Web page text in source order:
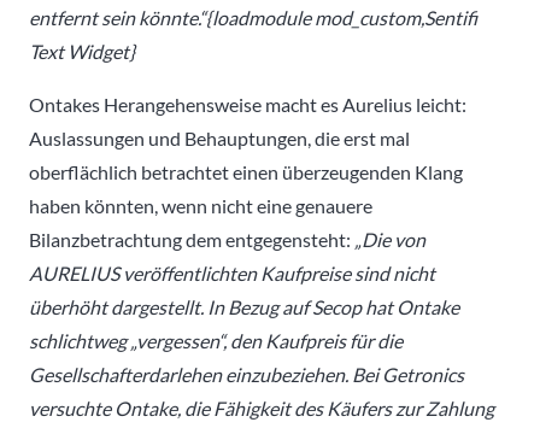
entfernt sein könnte.“{loadmodule mod_custom,Sentifi
Text Widget}
Ontakes Herangehensweise macht es Aurelius leicht:
Auslassungen und Behauptungen, die erst mal
oberflächlich betrachtet einen überzeugenden Klang
haben könnten, wenn nicht eine genauere
Bilanzbetrachtung dem entgegensteht: „Die von
AURELIUS veröffentlichten Kaufpreise sind nicht
überhöht dargestellt. In Bezug auf Secop hat Ontake
schlichtweg „vergessen“, den Kaufpreis für die
Gesellschafterdarlehen einzubeziehen. Bei Getronics
versuchte Ontake, die Fähigkeit des Käufers zur Zahlung